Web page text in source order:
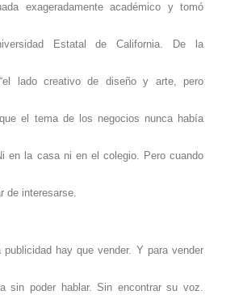
exageradamente académico y tomó
Estatal de California. De la
lado creativo de diseño y arte, pero
el tema de los negocios nunca había
en la casa ni en el colegio. Pero cuando
de interesarse.
hay que vender. Y para vender
sin poder hablar. Sin encontrar su voz.